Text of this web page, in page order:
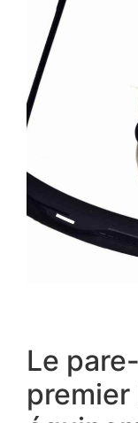
Le
premier